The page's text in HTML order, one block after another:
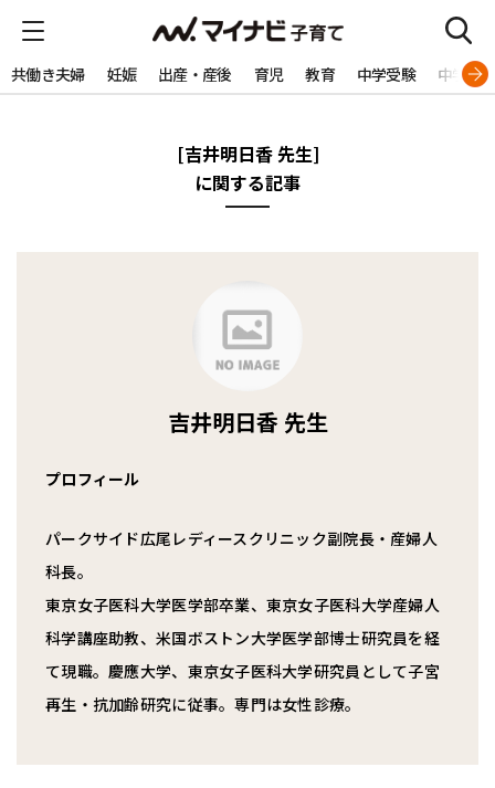
共働き夫婦 妊娠 出産・産後 育児 教育 中学受験 中学生
[吉井明日香 先生]
に関する記事
吉井明日香 先生
プロフィール
パークサイド広尾レディースクリニック副院長・産婦人
科長。
東京女子医科大学医学部卒業、東京女子医科大学産婦人
科学講座助教、米国ボストン大学医学部博士研究員を経
て現職。慶應大学、東京女子医科大学研究員として子宮
再生・抗加齢研究に従事。専門は女性診療。